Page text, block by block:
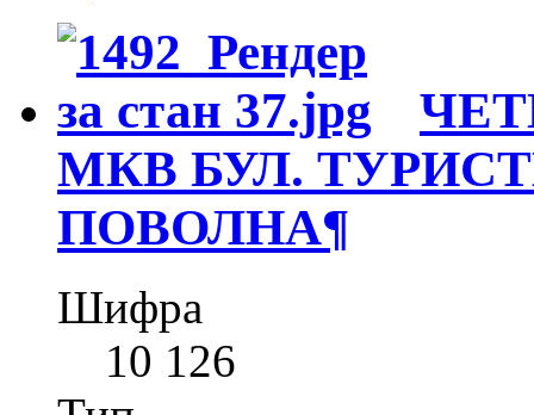
МКВ БУЛ.
ПОВОЛНА¶
Шифра
10 126